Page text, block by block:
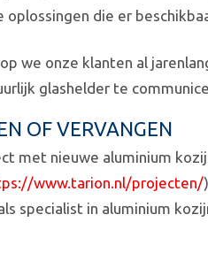
oplossingen die er
we onze klanten al
glashelder te
OF VERVANGEN
met nieuwe aluminium
www.tarion.nl/projecten/
specialist in aluminium